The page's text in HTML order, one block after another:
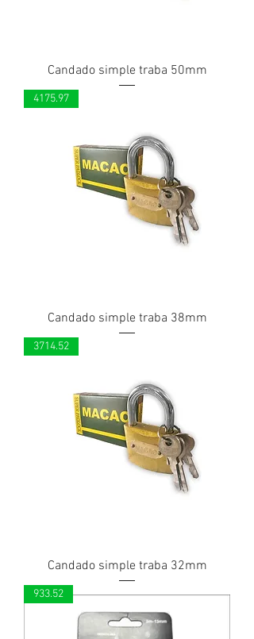
Candado simple traba 50mm
4175.97
Candado simple traba 38mm
3714.52
Candado simple traba 32mm
933.52